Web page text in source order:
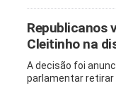
Republicanos
Cleitinho na
A decisão foi
parlamentar retirar